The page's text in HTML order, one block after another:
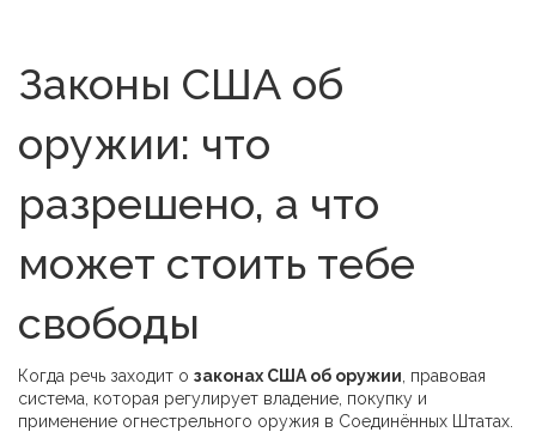
Законы США об
оружии: что
разрешено, а что
может стоить тебе
свободы
Когда речь заходит о законах США об оружии правовая
система, которая регулирует владение, покупку и
применение огнестрельного оружия в Соединённых Штатах